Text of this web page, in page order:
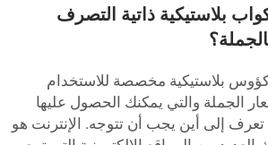
بلاستيكية ذاتية التصرف
بلاستيكية مخصصة للاستخدام
الجملة والتي يمكنك الحصول عليها
تعرف إلى أين يجب أن تتوجه. الإنترنت هو